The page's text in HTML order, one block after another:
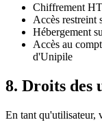
Chiffrement
Accès restreint
Hébergement
Accès au
d'Unipile
8. Droits des
En tant qu'utilisateur,